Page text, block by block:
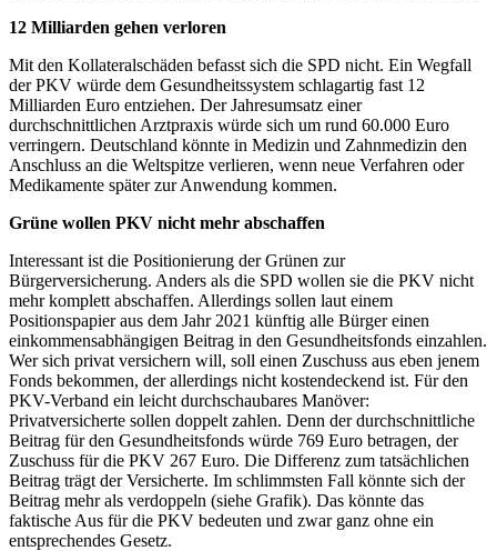
12 Milliarden gehen verloren
Mit den Kollateralschäden befasst sich die SPD nicht. Ein Wegfall
der PKV würde dem Gesundheitssystem schlagartig fast 12
Milliarden Euro entziehen. Der Jahresumsatz einer
durchschnittlichen Arztpraxis würde sich um rund 60.000 Euro
verringern. Deutschland könnte in Medizin und Zahnmedizin den
Anschluss an die Weltspitze verlieren, wenn neue Verfahren oder
Medikamente später zur Anwendung kommen.
Grüne wollen PKV nicht mehr abschaffen
Interessant ist die Positionierung der Grünen zur
Bürgerversicherung. Anders als die SPD wollen sie die PKV nicht
mehr komplett abschaffen. Allerdings sollen laut einem
Positionspapier aus dem Jahr 2021 künftig alle Bürger einen
einkommensabhängigen Beitrag in den Gesundheitsfonds einzahlen.
Wer sich privat versichern will, soll einen Zuschuss aus eben jenem
Fonds bekommen, der allerdings nicht kostendeckend ist. Für den
PKV-Verband ein leicht durchschaubares Manöver:
Privatversicherte sollen doppelt zahlen. Denn der durchschnittliche
Beitrag für den Gesundheitsfonds würde 769 Euro betragen, der
Zuschuss für die PKV 267 Euro. Die Differenz zum tatsächlichen
Beitrag trägt der Versicherte. Im schlimmsten Fall könnte sich der
Beitrag mehr als verdoppeln (siehe Grafik). Das könnte das
faktische Aus für die PKV bedeuten und zwar ganz ohne ein
entsprechendes Gesetz.